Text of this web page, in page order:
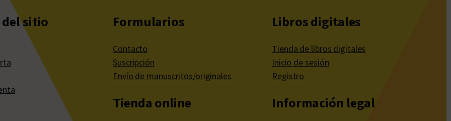
del sitio Formularios
Contacto
Suscripción
Envío de manuscritos/originales
Tienda online
Libros digitales
Tienda de libros digitales
Inicio de sesión
Registro
Información legal